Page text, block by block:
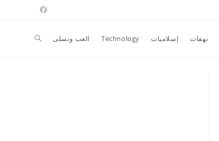
نهفات إسلاميات Technology العب وتسلى Toggle